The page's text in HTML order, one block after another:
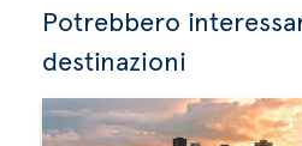
Potrebbero
destinazioni